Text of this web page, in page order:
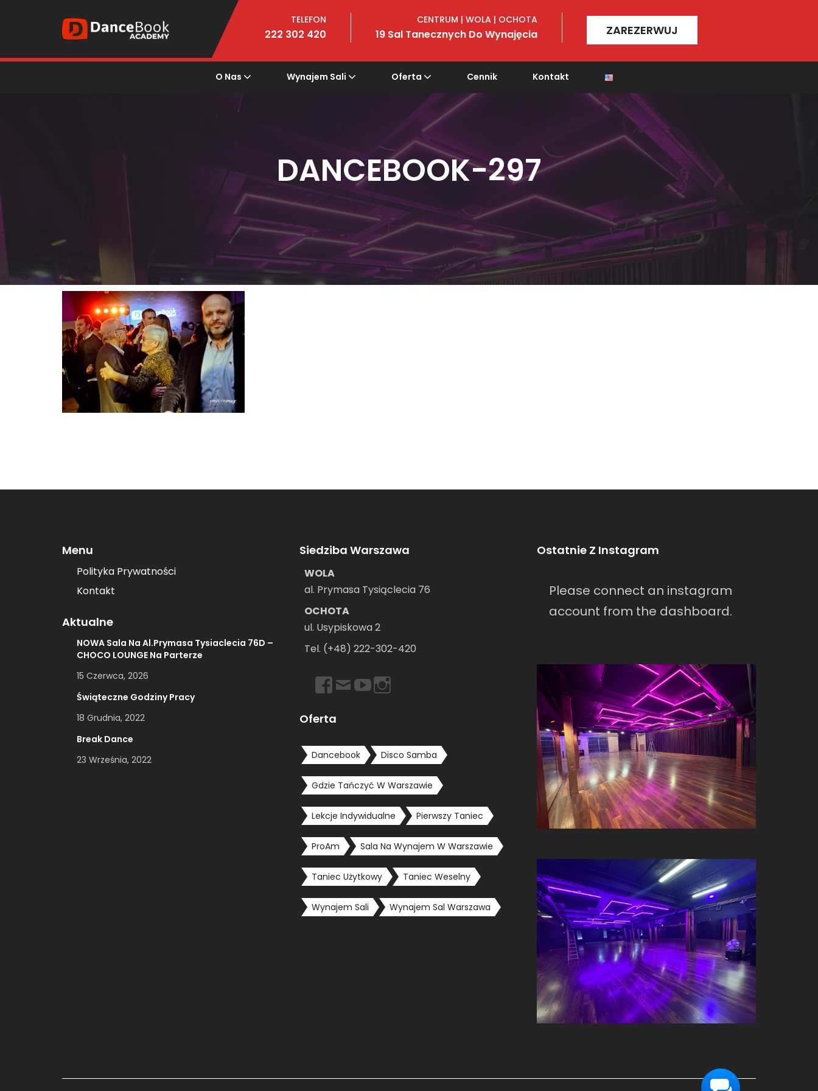
TELEFON
222 302 420
CENTRUM | WOLA | OCHOTA
19 Sal Tanecznych Do Wynajęcia ZAREZERWUJ
O Nas Wynajem Sali Oferta Cennik Kontakt
DANCEBOOK-297
Menu
Polityka Prywatności
Kontakt
Aktualne
NOWA Sala Na Al.Prymasa Tysiaclecia 76D –
CHOCO LOUNGE Na Parterze
15 Czerwca, 2026
Świąteczne Godziny Pracy
18 Grudnia, 2022
Break Dance
23 Września, 2022
Siedziba Warszawa
WOLA
al. Prymasa Tysiąclecia 76
OCHOTA
ul. Usypiskowa 2
Tel. (+48) 222-302-420
https://www.facebook.com/dancebookwarszawa
Emailhttps://www.youtube.com/user/dancebookpl
Oferta
Dancebook Disco Samba
Gdzie Tańczyć W Warszawie
Lekcje Indywidualne Pierwszy Taniec
ProAm Sala Na Wynajem W Warszawie
Taniec Użytkowy Taniec Weselny
Wynajem Sali Wynajem Sal Warszawa
Ostatnie Z Instagram
Please connect an instagram
account from the dashboard.